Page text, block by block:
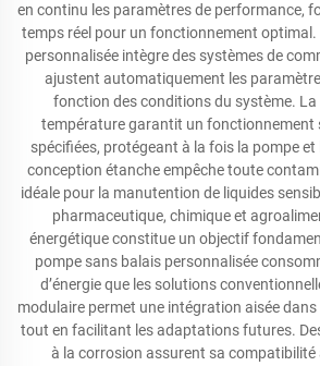
en continu les paramètres de performance,
temps réel pour un fonctionnement
personnalisée intègre des systèmes de
ajustent automatiquement les
fonction des conditions du système. La
température garantit un fonctionnement
spécifiées, protégeant à la fois la pompe
conception étanche empêche toute
idéale pour la manutention de liquides
pharmaceutique, chimique et
énergétique constitue un objectif
pompe sans balais personnalisée
d’énergie que les solutions
modulaire permet une intégration aisée
tout en facilitant les adaptations futures.
à la corrosion assurent sa compatibilité